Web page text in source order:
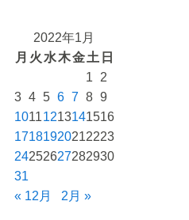
2022年1月
月 火 水木金土 日
1
2
3 4 5 6 7 8 9
10111213141516
17181920212223
24252627282930
31
« 12月
2月 »